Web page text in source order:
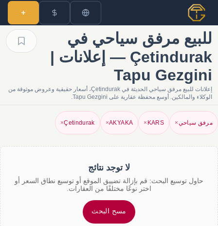
للبيع مرفق سياحي في
Çetindurak — إعلانات |
Tapu Gezgini
إعلانات للبيع مرفق سياحي الحديثة في Çetindurak، أسعار حقيقية وعروض موثوقة من
الوكلاء والمالكين. أوسع محفظة عقارية على Tapu Gezgini.
مرفق سياحي×
KARS
×
AKYAKA
×
Çetindurak
×
لا توجد نتائج
حاول توسيع البحث: قم بإزالة تضييق الموقع أو توسيع نطاق السعر أو
اختر نوعًا مختلفًا من العقارات.
مسح البحث